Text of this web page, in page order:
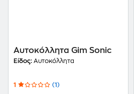
Αυτοκόλλητα Gim Sonic
Είδος: Αυτοκόλλητα
1 (1)